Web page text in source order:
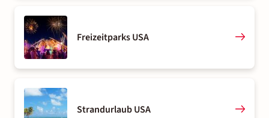
Freizeitparks USA
Strandurlaub USA